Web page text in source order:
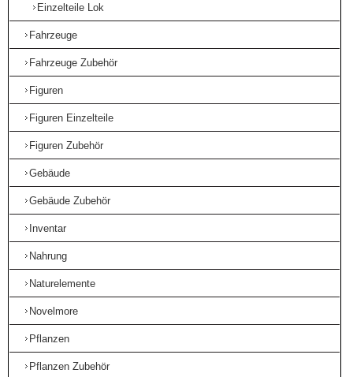
Einzelteile Lok
Fahrzeuge
Fahrzeuge Zubehör
Figuren
Figuren Einzelteile
Figuren Zubehör
Gebäude
Gebäude Zubehör
Inventar
Nahrung
Naturelemente
Novelmore
Pflanzen
Pflanzen Zubehör